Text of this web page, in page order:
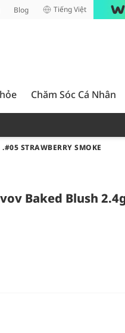
Blog Tiếng Việt
Chăm Sóc Cá Nhân
STRAWBERRY SMOKE
Baked Blush